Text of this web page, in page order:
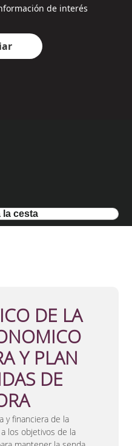
de interés
DE LA
Y PLAN
DE
y financiera de la
los objetivos de la